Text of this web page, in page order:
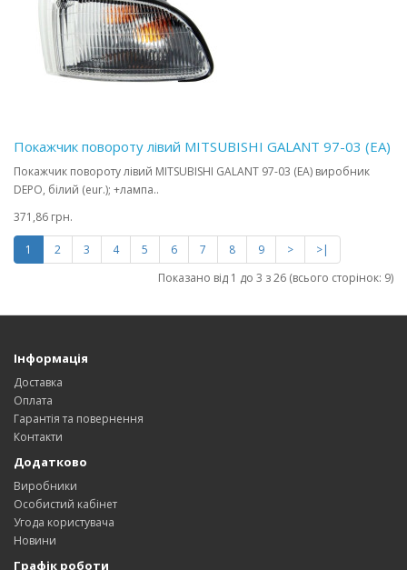
Покажчик повороту лівий MITSUBISHI GALANT 97-03 (EA)
Покажчик повороту лівий MITSUBISHI GALANT 97-03 (EA) виробник
DEPO, білий (eur.); +лампа..
371,86 грн.
1 2 3 4 5 6 7 8 9 >
>|
Показано від 1 до 3 з 26 (всього сторінок: 9)
Інформація
Доставка
Оплата
Гарантія та повернення
Контакти
Додатково
Виробники
Особистий кабінет
Угода користувача
Новини
Графік роботи